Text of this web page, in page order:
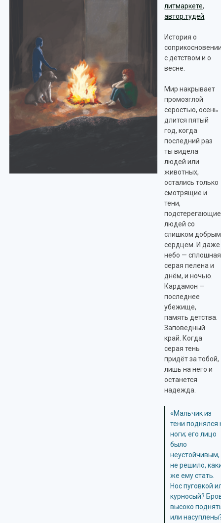
литмаркете,
автор.тудей
История о
с детством и о
весне.
Мир накрывает
промозглой
серостью, осень
длится пятый
год, когда
последний раз
ты видела
людей или
животных,
остались только
смотрящие и
тени,
подстерегающие
людей со
слишком добрым
сердцем. И даже
небо — сплошная
серая пелена и
днём, и ночью.
Кардамон —
последнее
убежище,
память детства.
Заповедный
край. Когда
серая тень
придёт за тобой,
лишь на него и
останется
надежда.
«Мальчик из
тени поднялся
ноги; его лицо
было
неустойчивым,
не решило,
же ему стать.
Нос пуговкой
курносый?
высоко
или